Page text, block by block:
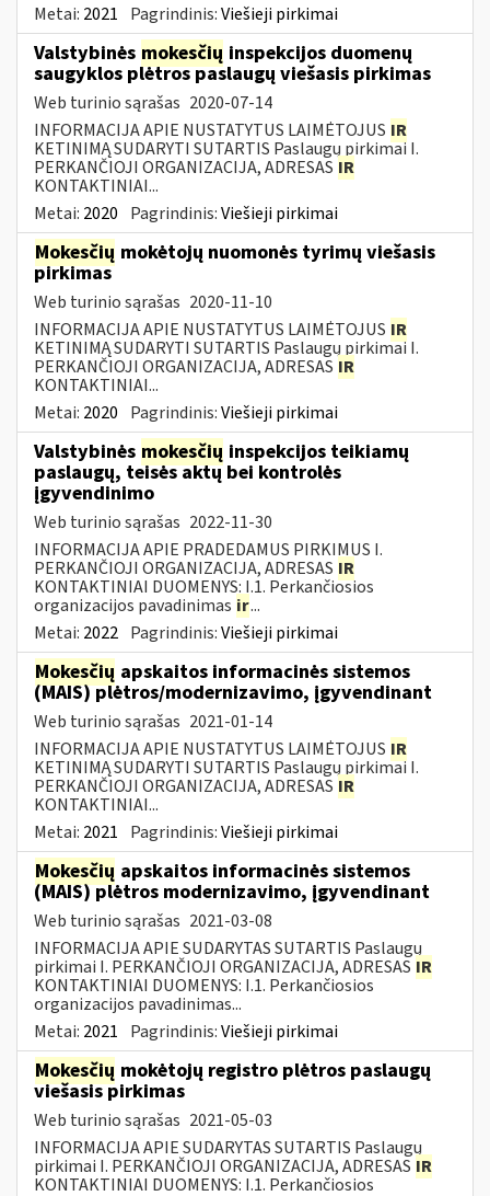
Metai: 2021 Pagrindinis:Viešieji pirkimai
Valstybinės mokesčių inspekcijos duomenų
saugyklos plėtros paslaugų viešasis pirkimas
Web turinio sąrašas 2020-07-14
INFORMACIJA APIE NUSTATYTUS LAIMĖTOJUS IR
KETINIMĄ SUDARYTI SUTARTIS Paslaugų pirkimai I.
PERKANČIOJI ORGANIZACIJA, ADRESAS IR
KONTAKTINIAI...
Metai: 2020 Pagrindinis:Viešieji pirkimai
Mokesčių mokėtojų nuomonės tyrimų viešasis
pirkimas
Web turinio sąrašas 2020-11-10
INFORMACIJA APIE NUSTATYTUS LAIMĖTOJUS IR
KETINIMĄ SUDARYTI SUTARTIS Paslaugų pirkimai I.
PERKANČIOJI ORGANIZACIJA, ADRESAS IR
KONTAKTINIAI...
Metai: 2020 Pagrindinis:Viešieji pirkimai
Valstybinės mokesčių inspekcijos teikiamų
paslaugų, teisės aktų bei kontrolės
įgyvendinimo
Web turinio sąrašas 2022-11-30
INFORMACIJA APIE PRADEDAMUS PIRKIMUS I.
PERKANČIOJI ORGANIZACIJA, ADRESAS IR
KONTAKTINIAI DUOMENYS: I.1. Perkančiosios
organizacijos pavadinimas ir...
Metai: 2022 Pagrindinis:Viešieji pirkimai
Mokesčių apskaitos informacinės sistemos
(MAIS) plėtros/modernizavimo, įgyvendinant
Web turinio sąrašas 2021-01-14
INFORMACIJA APIE NUSTATYTUS LAIMĖTOJUS IR
KETINIMĄ SUDARYTI SUTARTIS Paslaugų pirkimai I.
PERKANČIOJI ORGANIZACIJA, ADRESAS IR
KONTAKTINIAI...
Metai: 2021 Pagrindinis:Viešieji pirkimai
Mokesčių apskaitos informacinės sistemos
(MAIS) plėtros modernizavimo, įgyvendinant
Web turinio sąrašas 2021-03-08
INFORMACIJA APIE SUDARYTAS SUTARTIS Paslaugų
pirkimai I. PERKANČIOJI ORGANIZACIJA, ADRESAS IR
KONTAKTINIAI DUOMENYS: I.1. Perkančiosios
organizacijos pavadinimas...
Metai: 2021 Pagrindinis:Viešieji pirkimai
Mokesčių mokėtojų registro plėtros paslaugų
viešasis pirkimas
Web turinio sąrašas 2021-05-03
INFORMACIJA APIE SUDARYTAS SUTARTIS Paslaugų
pirkimai I. PERKANČIOJI ORGANIZACIJA, ADRESAS IR
KONTAKTINIAI DUOMENYS: I.1. Perkančiosios